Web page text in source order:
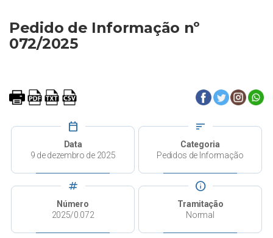
Pedido de Informação nº
072/2025
calendar_today
Data
9 de dezembro de 2025
sort
Categoria
Pedidos de Informação
tag
Número
2025/0.072
info
Tramitação
Normal